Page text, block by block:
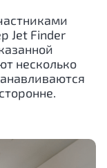
Jet Finder
несколько